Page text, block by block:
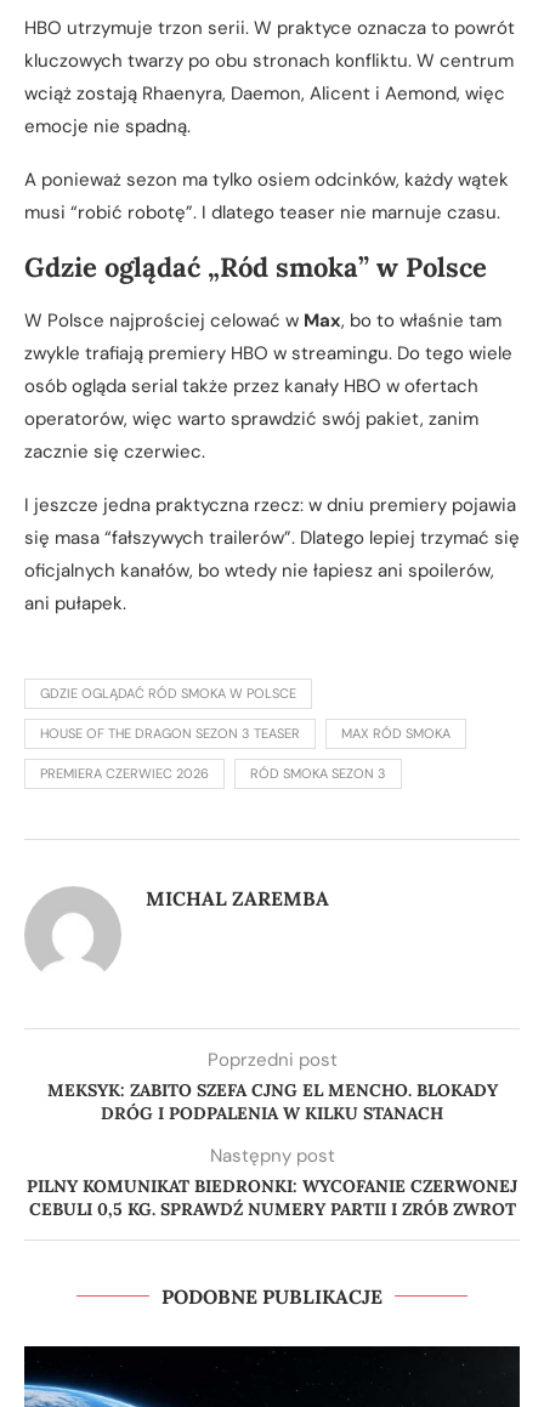
HBO utrzymuje trzon serii. W praktyce oznacza to powrót
kluczowych twarzy po obu stronach konfliktu. W centrum
wciąż zostają Rhaenyra, Daemon, Alicent i Aemond, więc
emocje nie spadną.
A ponieważ sezon ma tylko osiem odcinków, każdy wątek
musi “robić robotę”. I dlatego teaser nie marnuje czasu.
Gdzie oglądać „Ród smoka” w Polsce
W Polsce najprościej celować w Max, bo to właśnie tam
zwykle trafiają premiery HBO w streamingu. Do tego wiele
osób ogląda serial także przez kanały HBO w ofertach
operatorów, więc warto sprawdzić swój pakiet, zanim
zacznie się czerwiec.
I jeszcze jedna praktyczna rzecz: w dniu premiery pojawia
się masa “fałszywych trailerów”. Dlatego lepiej trzymać się
oficjalnych kanałów, bo wtedy nie łapiesz ani spoilerów,
ani pułapek.
GDZIE OGLĄDAĆ RÓD SMOKA W POLSCE
HOUSE OF THE DRAGON SEZON 3 TEASER MAX RÓD SMOKA
PREMIERA CZERWIEC 2026 RÓD SMOKA SEZON 3
MICHAL ZAREMBA
Poprzedni post
MEKSYK: ZABITO SZEFA CJNG EL MENCHO. BLOKADY
DRÓG I PODPALENIA W KILKU STANACH
Następny post
PILNY KOMUNIKAT BIEDRONKI: WYCOFANIE CZERWONEJ
CEBULI 0,5 KG. SPRAWDŹ NUMERY PARTII I ZRÓB ZWROT
PODOBNE PUBLIKACJE